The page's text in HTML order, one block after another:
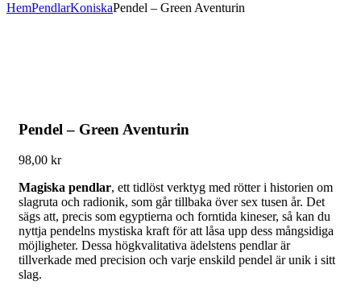
HemPendlarKoniskaPendel – Green Aventurin
Pendel – Green Aventurin
98,00 kr
Magiska pendlar, ett tidlöst verktyg med rötter i historien om
slagruta och radionik, som går tillbaka över sex tusen år. Det
sägs att, precis som egyptierna och forntida kineser, så kan du
nyttja pendelns mystiska kraft för att låsa upp dess mångsidiga
möjligheter. Dessa högkvalitativa ädelstens pendlar är
tillverkade med precision och varje enskild pendel är unik i sitt
slag.